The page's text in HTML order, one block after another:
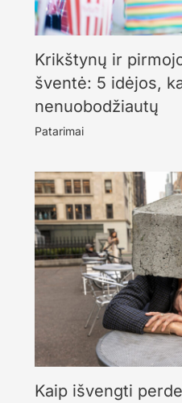
Krikštynų ir
šventė: 5 idėjos,
nenuobodžiautų
Patarimai
Kaip išvengti